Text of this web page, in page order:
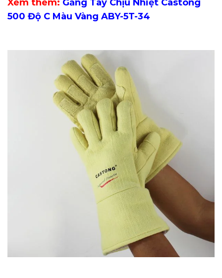
Xem thêm: Găng Tay Chịu Nhiệt Castong
500 Độ C Màu Vàng ABY-5T-34